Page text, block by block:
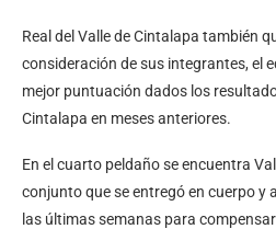
Real del Valle de Cintalapa también
consideración de sus integrantes, el
mejor puntuación dados los
Cintalapa en meses anteriores.
En el cuarto peldaño se encuentra
conjunto que se entregó en cuerpo y
las últimas semanas para